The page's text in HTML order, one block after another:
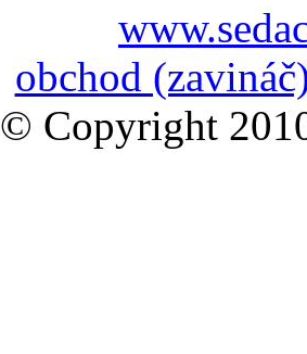
obchod
© Copyright